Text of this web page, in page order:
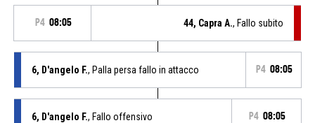
P4 08:05 44, Capra A., Fallo subito
6, D'angelo F., Palla persa fallo in attacco P4 08:05
6, D'angelo F., Fallo offensivo P4 08:05